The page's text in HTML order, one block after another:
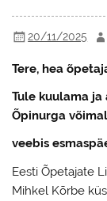
20/11/2025
Tere, hea
Tule kuulama ja
Õpinurga
veebis
Eesti Õpetajate
Mihkel Kõrbe